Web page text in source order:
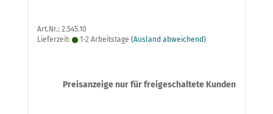
Art.Nr.: 2.545.10
Lieferzeit:
1-2 Arbeitstage (Ausland abweichend)
Preisanzeige nur für freigeschaltete Kunden